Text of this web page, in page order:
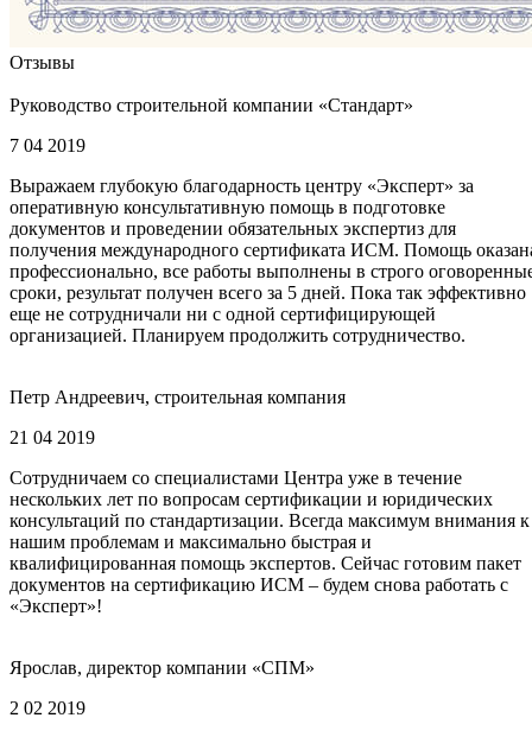
Отзывы
Руководство строительной компании «Стандарт»
7 04 2019
Выражаем глубокую благодарность центру «Эксперт» за
оперативную консультативную помощь в подготовке
документов и проведении обязательных экспертиз для
получения международного сертификата ИСМ. Помощь
профессионально, все работы выполнены в строго
сроки, результат получен всего за 5 дней. Пока так эффективно
еще не сотрудничали ни с одной сертифицирующей
организацией. Планируем продолжить сотрудничество.
Петр Андреевич, строительная компания
21 04 2019
Сотрудничаем со специалистами Центра уже в течение
нескольких лет по вопросам сертификации и юридических
консультаций по стандартизации. Всегда максимум внимания к
нашим проблемам и максимально быстрая и
квалифицированная помощь экспертов. Сейчас готовим пакет
документов на сертификацию ИСМ – будем снова работать с
«Эксперт»!
Ярослав, директор компании «СПМ»
2 02 2019